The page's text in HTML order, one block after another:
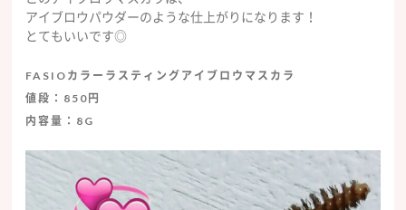
アイブロウパウダーのような仕上がりになります！
とてもいいです◎
FASIOカラーラスティングアイブロウマスカラ
値段：850円
内容量：8G